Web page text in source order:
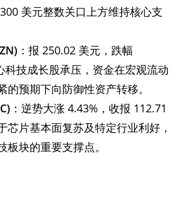
美元整数关口上方维持核心支
：报 250.02 美元，跌幅
科技成长股承压，资金在宏观流动
的预期下向防御性资产转移。
：逆势大涨 4.43%，收报 112.71
芯片基本面复苏及特定行业利好，
板块的重要支撑点。